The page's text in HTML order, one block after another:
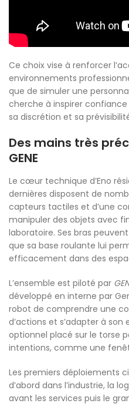
Ce choix vise à renforcer
environnements
que de simuler une
cherche à inspirer
sa discrétion et sa
Des mains très
GENE
Le cœur technique d’Eno
dernières disposent de
capteurs tactiles et d’une
manipuler des objets avec
laboratoire. Ses bras
que sa base roulante lui
efficacement dans des
L’ensemble est piloté par
développé en interne par
robot de comprendre une
d’actions et s’adapter à
optionnel placé sur le torse
intentions, comme une
Les premiers déploiements
d’abord dans l’industrie, la
avant les services puis le